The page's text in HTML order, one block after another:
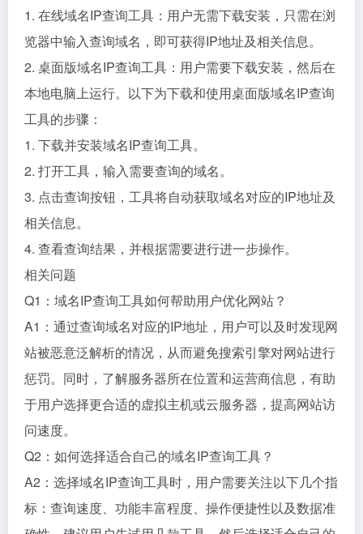
1. 在线域名IP查询工具：用户无需下载安装，只需在浏
览器中输入查询域名，即可获得IP地址及相关信息。
2. 桌面版域名IP查询工具：用户需要下载安装，然后在
本地电脑上运行。以下为下载和使用桌面版域名IP查询
工具的步骤：
1. 下载并安装域名IP查询工具。
2. 打开工具，输入需要查询的域名。
3. 点击查询按钮，工具将自动获取域名对应的IP地址及
相关信息。
4. 查看查询结果，并根据需要进行进一步操作。
相关问题
Q1：域名IP查询工具如何帮助用户优化网站？
A1：通过查询域名对应的IP地址，用户可以及时发现网
站被恶意泛解析的情况，从而避免搜索引擎对网站进行
惩罚。同时，了解服务器所在位置和运营商信息，有助
于用户选择更合适的虚拟主机或云服务器，提高网站访
问速度。
Q2：如何选择适合自己的域名IP查询工具？
A2：选择域名IP查询工具时，用户需要关注以下几个指
标：查询速度、功能丰富程度、操作便捷性以及数据准